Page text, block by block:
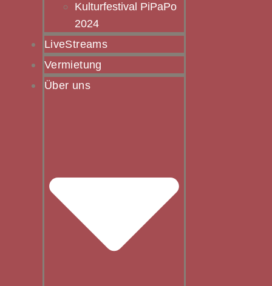
Kulturfestival PiPaPo
2024
LiveStreams
Vermietung
Über uns